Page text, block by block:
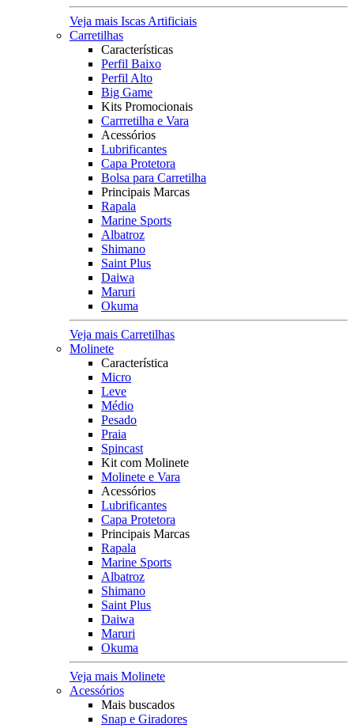
Veja mais Iscas Artificiais
Carretilhas
Características
Perfil Baixo
Perfil Alto
Big Game
Kits Promocionais
Carrretilha e Vara
Acessórios
Lubrificantes
Capa Protetora
Bolsa para Carretilha
Principais Marcas
Rapala
Marine Sports
Albatroz
Shimano
Saint Plus
Daiwa
Maruri
Okuma
Veja mais Carretilhas
Molinete
Característica
Micro
Leve
Médio
Pesado
Praia
Spincast
Kit com Molinete
Molinete e Vara
Acessórios
Lubrificantes
Capa Protetora
Principais Marcas
Rapala
Marine Sports
Albatroz
Shimano
Saint Plus
Daiwa
Maruri
Okuma
Veja mais Molinete
Acessórios
Mais buscados
Snap e Giradores